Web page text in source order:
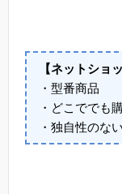
【ネットショ
・型番商品
・どこででも
・独自性のな